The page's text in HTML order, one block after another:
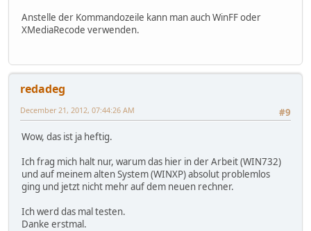
Anstelle der Kommandozeile kann man auch WinFF oder
XMediaRecode verwenden.
redadeg
#9
December 21, 2012, 07:44:26 AM
Wow, das ist ja heftig.
Ich frag mich halt nur, warum das hier in der Arbeit (WIN732)
und auf meinem alten System (WINXP) absolut problemlos
ging und jetzt nicht mehr auf dem neuen rechner.
Ich werd das mal testen.
Danke erstmal.